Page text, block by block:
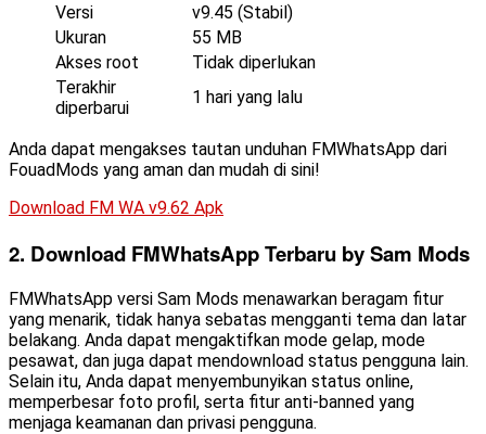
Versi
v9.45 (Stabil)
Ukuran
55 MB
Akses root
Tidak diperlukan
Terakhir
diperbarui
1 hari yang lalu
Anda dapat mengakses tautan unduhan FMWhatsApp dari
FouadMods yang aman dan mudah di sini!
Download FM WA v9.62 Apk
2. Download FMWhatsApp Terbaru by Sam Mods
FMWhatsApp versi Sam Mods menawarkan beragam fitur
yang menarik, tidak hanya sebatas mengganti tema dan latar
belakang. Anda dapat mengaktifkan mode gelap, mode
pesawat, dan juga dapat mendownload status pengguna lain.
Selain itu, Anda dapat menyembunyikan status online,
memperbesar foto profil, serta fitur anti-banned yang
menjaga keamanan dan privasi pengguna.